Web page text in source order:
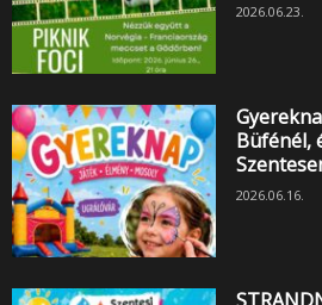
2026.06.23.
Büfénél,
2026.06.16.